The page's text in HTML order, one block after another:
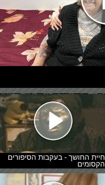
חיית החושך - בעקבות הסיפורים
הקסומים